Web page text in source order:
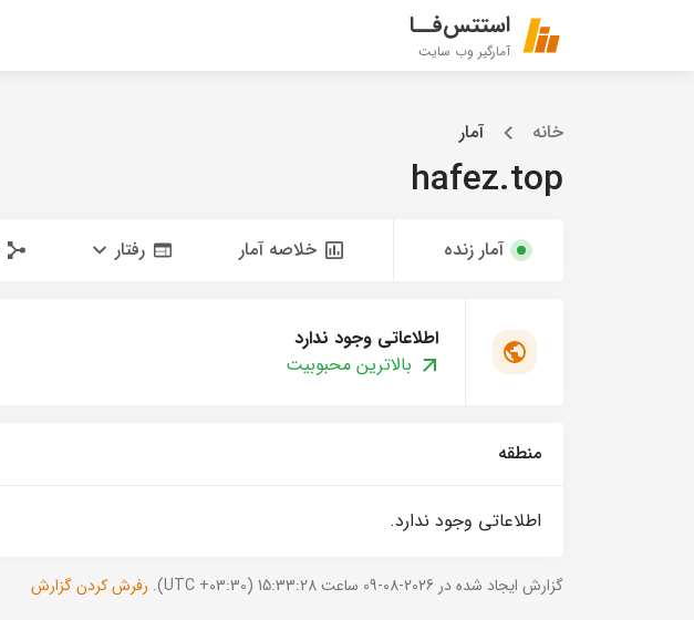
استتس‌فــا
آمارگیر وب سایت
خانه آمار
hafez.top
آمار زنده خلاصه آمار رفتار
اطلاعاتی وجود ندارد
بالاترین محبوبیت
منطقه
اطلاعاتی وجود ندارد.
گزارش ایجاد شده در 2026-08-09 ساعت 15:33:28 (UTC +03:30). رفرش کردن گزارش